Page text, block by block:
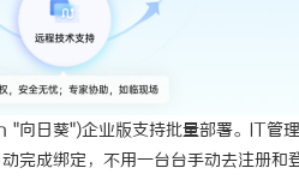
"向日葵")企业版支持批量部署。IT管
完成绑定，不用一台台手动去注册